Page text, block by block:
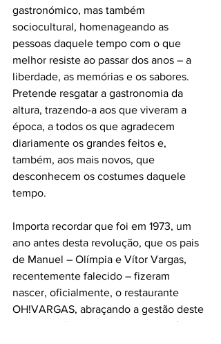
gastronómico, mas também
sociocultural, homenageando as
pessoas daquele tempo com o que
melhor resiste ao passar dos anos – a
liberdade, as memórias e os sabores.
Pretende resgatar a gastronomia da
altura, trazendo-a aos que viveram a
época, a todos os que agradecem
diariamente os grandes feitos e,
também, aos mais novos, que
desconhecem os costumes daquele
tempo.
Importa recordar que foi em 1973, um
ano antes desta revolução, que os pais
de Manuel – Olímpia e Vítor Vargas,
recentemente falecido – fizeram
nascer, oficialmente, o restaurante
OH!VARGAS, abraçando a gestão deste
espaço, até então nas mãos do avô de